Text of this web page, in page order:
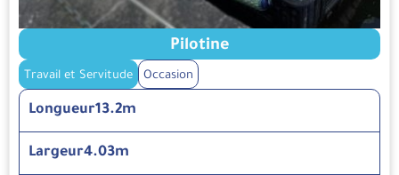
Pilotine
Travail et Servitude Occasion
Longueur13.2m
Largeur4.03m